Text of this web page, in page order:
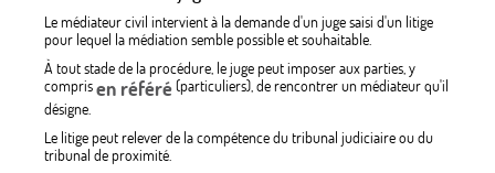
Le médiateur civil intervient à la demande d'un juge saisi d'un litige
pour lequel la médiation semble possible et souhaitable.
À tout stade de la procédure, le juge peut imposer aux parties, y
comprisen référé(particuliers), de rencontrer un médiateur qu'il
désigne.
Le litige peut relever de la compétence du tribunal judiciaire ou du
tribunal de proximité.